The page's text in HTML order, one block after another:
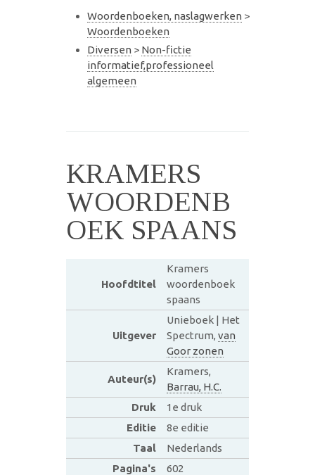
Woordenboeken, naslagwerken >
Woordenboeken
Diversen > Non-fictie
informatief,professioneel
algemeen
KRAMERS
WOORDENB
OEK SPAANS
Hoofdtitel
Kramers
woordenboek
spaans
Uitgever
Unieboek | Het
Spectrum, van
Goor zonen
Auteur(s)
Kramers,
Barrau, H.C.
Druk
1e druk
Editie
8e editie
Taal
Nederlands
Pagina's
602